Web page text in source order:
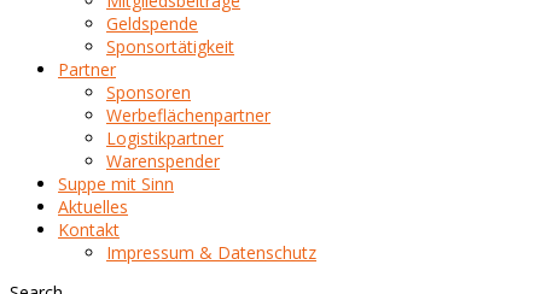
Geldspende
Sponsortätigkeit
Partner
Sponsoren
Werbeflächenpartner
Logistikpartner
Warenspender
Suppe mit Sinn
Aktuelles
Kontakt
Impressum & Datenschutz